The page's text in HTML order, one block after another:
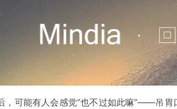
，可能有人会感觉“也不过如此嘛”——吊胃